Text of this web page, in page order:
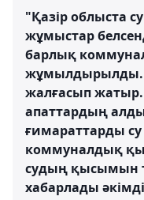
"Қазір облыста
жұмыстар
барлық
жұмылдырылды.
жалғасып жатыр.
апаттардың
ғимараттарды
коммуналдық
судың қысымын
хабарлады